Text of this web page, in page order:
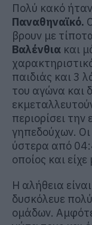
Πολύ κακό ήταν
Παναθηναϊκό.
βρουν με
Βαλένθια και
παιδιάς και 3
του αγώνα και
περιορίσει
γηπεδούχων. Οι
ύστερα από
οποίος και
Η αλήθεια
δυσκόλευε
ομάδων.